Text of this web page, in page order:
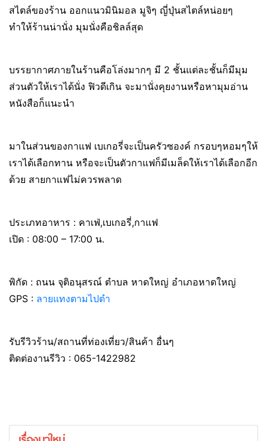
สไตล์ของร้าน ออกแนวมินิมอล มูจิๆ ญี่ปุ่นสไตล์หน่อยๆ
ทำให้ร้านน่านั่ง มุมนั่งคือชิลล์สุด
บรรยากาศภายในร้านคือโล่งมากๆ มี 2 ชั้นแต่ละชั้นก็มีมุม
ส่วนตัวให้เราได้นั่ง ฟิวดีเกิน จะมานั่งคุยงานหรือหามุมอ่าน
หนังสือก็แนะนำ
มาในส่วนของกาแฟ เบเกอรี่จะเป็นครัวซองค์ กรอบๆหอมๆให้
เราได้เลือกทาน หรือจะเป็นตัวกาแฟก็มีเมล็ดให้เราได้เลือกอีก
ด้วย สายกาแฟไม่ควรพลาด
ประเภทอาหาร : คาเฟ่,เบเกอรี่,กาแฟ
เปิด : 08:00 – 17:00 น.
พิกัด : ถนน จุติอนุสรณ์ ตำบล หาดใหญ่ อำเภอหาดใหญ่
GPS : ลายแทงตามไปตำ
รับรีวิวร้าน/สถานที่ท่องเที่ยว/สินค้า อื่นๆ
ติดต่องานรีวิว : 065-1422982